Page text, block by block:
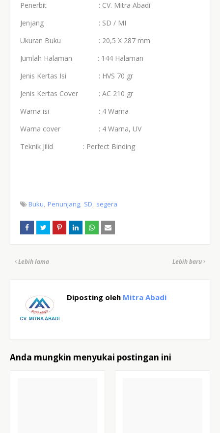
Penerbit
: CV. Mitra Abadi
Jenjang
: SD / MI
Ukuran Buku
: 20,5 X 287 mm
Jumlah Halaman : 144 Halaman
Jenis Kertas Isi
: HVS 70 gr
Jenis Kertas Cover
: AC 210 gr
Warna isi
: 4 Warna
Warna cover
: 4 Warna, UV
Teknik Jilid
: Perfect Binding
Buku Penunjang SD segera
Lebih baru
Lebih lama
Diposting oleh Mitra Abadi
Anda mungkin menyukai postingan ini